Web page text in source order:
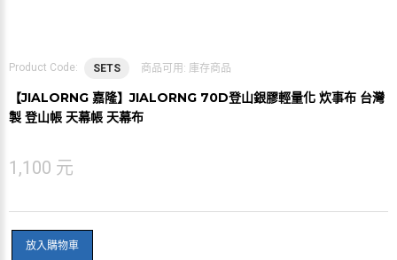
Product Code: SETS 商品可用: 庫存商品
【JIALORNG 嘉隆】JIALORNG 70D登山銀膠輕量化 炊事布 台灣
製 登山帳 天幕帳 天幕布
1,100 元
放入購物車